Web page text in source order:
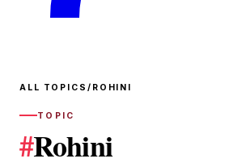
ALL TOPICS / ROHINI
TOPIC
#Rohini